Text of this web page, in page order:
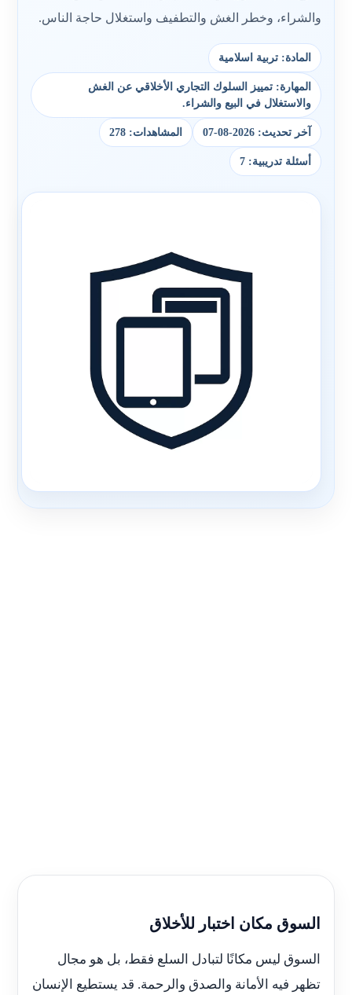
والشراء، وخطر الغش والتطفيف واستغلال حاجة الناس.
المادة: تربية اسلامية
المهارة: تمييز السلوك التجاري الأخلاقي عن الغش
والاستغلال في البيع والشراء.
آخر تحديث: 2026-08-07 المشاهدات: 278
أسئلة تدريبية: 7
السوق مكان اختبار للأخلاق
السوق ليس مكانًا لتبادل السلع فقط، بل هو مجال
تظهر فيه الأمانة والصدق والرحمة. قد يستطيع الإنسان